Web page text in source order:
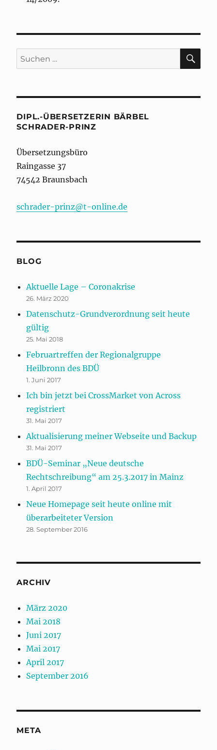
Suchen
nach:
DIPL.-ÜBERSETZERIN BÄRBEL
SCHRADER-PRINZ
Übersetzungsbüro
Raingasse 37
74542 Braunsbach
schrader-prinz@t-online.de
BLOG
Aktuelle Lage – Coronakrise
26. März 2020
Datenschutz-Grundverordnung seit heute
gültig
25. Mai 2018
Februartreffen der Regionalgruppe
Heilbronn des BDÜ
1. Juni 2017
Ich bin jetzt bei CrossMarket von Across
registriert
31. Mai 2017
Aktualisierung meiner Webseite und Backup
31. Mai 2017
BDÜ-Seminar „Neue deutsche
Rechtschreibung“ am 25.3.2017 in Mainz
1. April 2017
Neue Homepage seit heute online mit
überarbeiteter Version
28. September 2016
ARCHIV
März 2020
Mai 2018
Juni 2017
Mai 2017
April 2017
September 2016
META